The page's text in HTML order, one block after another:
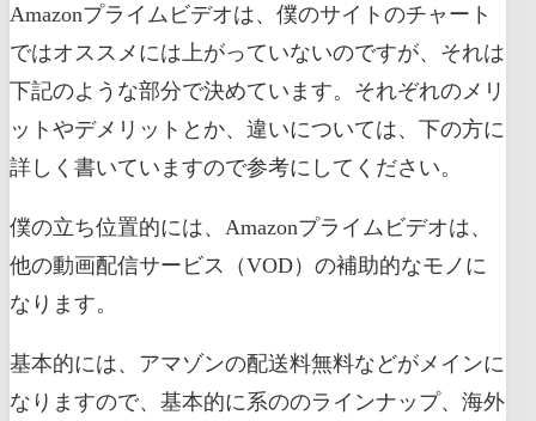
Amazonプライムビデオは、僕のサイトのチャート
ではオススメには上がっていないのですが、それは
下記のような部分で決めています。それぞれのメリ
ットやデメリットとか、違いについては、下の方に
詳しく書いていますので参考にしてください。
僕の立ち位置的には、Amazonプライムビデオは、
他の動画配信サービス（VOD）の補助的なモノに
なります。
基本的には、アマゾンの配送料無料などがメインに
なりますので、基本的に系ののラインナップ、海外